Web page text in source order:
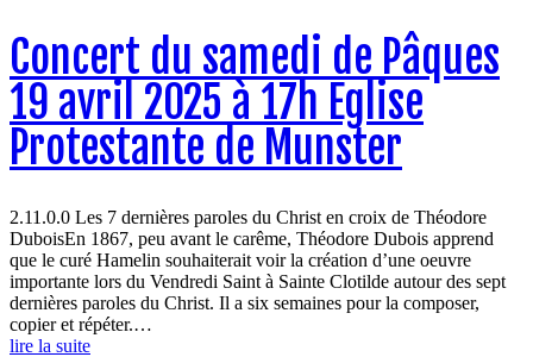
Concert du samedi de Pâques
19 avril 2025 à 17h Eglise
Protestante de Munster
2.11.0.0 Les 7 dernières paroles du Christ en croix de Théodore
DuboisEn 1867, peu avant le carême, Théodore Dubois apprend
que le curé Hamelin souhaiterait voir la création d’une oeuvre
importante lors du Vendredi Saint à Sainte Clotilde autour des sept
dernières paroles du Christ. Il a six semaines pour la composer,
copier et répéter.…
lire la suite